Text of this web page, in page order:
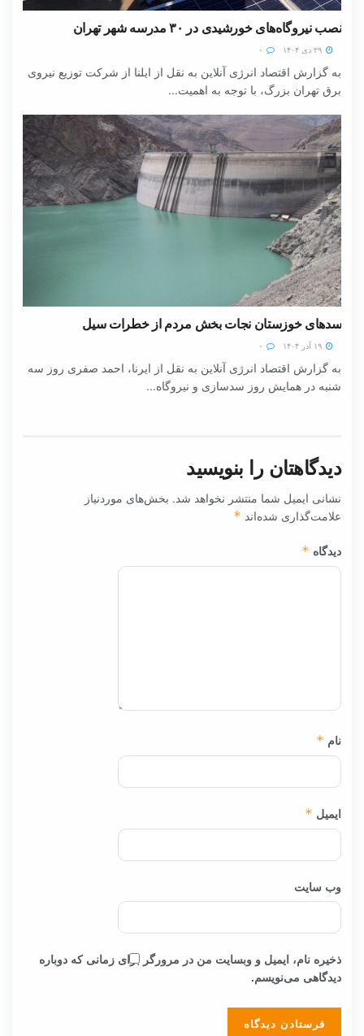
نصب نیروگاه‌های خورشیدی در ۳۰ مدرسه شهر تهران
به گزارش اقتصاد انرژی آنلاین به نقل از ایلنا از شرکت توزیع نیروی
برق تهران بزرگ، با توجه به اهمیت...
سدهای خوزستان نجات بخش مردم از خطرات سیل
به گزارش اقتصاد انرژی آنلاین به نقل از ایرنا، احمد صفری روز سه
شنبه در همایش روز سدسازی و نیروگاه...
دیدگاهتان را بنویسید
نشانی ایمیل شما منتشر نخواهد شد. بخش‌های موردنیاز
علامت‌گذاری شده‌اند *
دیدگاه *
نام *
ایمیل *
وب‌ سایت
ذخیره نام، ایمیل و وبسایت من در مرورگر برای زمانی که دوباره
دیدگاهی می‌نویسم.